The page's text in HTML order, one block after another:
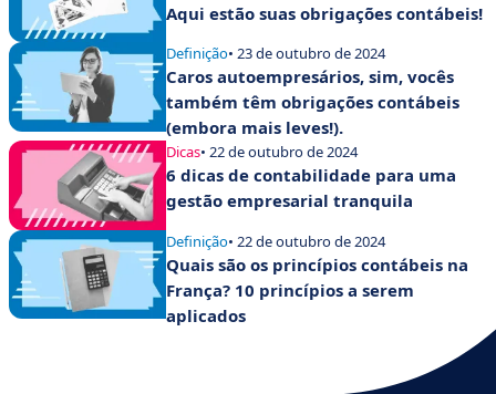
Aqui estão suas obrigações contábeis!
Definição• 23 de outubro de 2024
Caros autoempresários, sim, vocês
também têm obrigações contábeis
(embora mais leves!).
Dicas• 22 de outubro de 2024
6 dicas de contabilidade para uma
gestão empresarial tranquila
Definição• 22 de outubro de 2024
Quais são os princípios contábeis na
França? 10 princípios a serem
aplicados